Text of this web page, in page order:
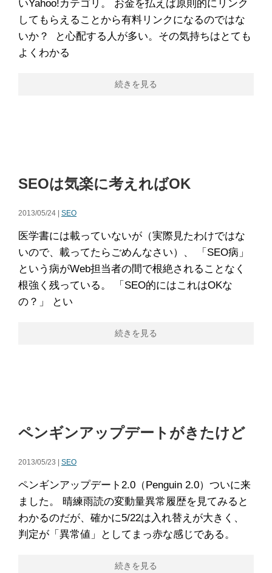
いYahoo!カテゴリ。 お金を払えば原則的にリンク
してもらえることから有料リンクになるのではな
いか？ と心配する人が多い。その気持ちはとても
よくわかる
続きを見る
SEOは気楽に考えればOK
2013/05/24 | SEO
医学書には載っていないが（実際見たわけではな
いので、載ってたらごめんなさい）、 「SEO病」
という病がWeb担当者の間で根絶されることなく
根強く残っている。 「SEO的にはこれはOKな
の？」 とい
続きを見る
ペンギンアップデートがきたけど
2013/05/23 | SEO
ペンギンアップデート2.0（Penguin 2.0）ついに来
ました。 晴練雨読の変動量異常履歴を見てみると
わかるのだが、確かに5/22は入れ替えが大きく、
判定が「異常値」としてまっ赤な感じである。
続きを見る